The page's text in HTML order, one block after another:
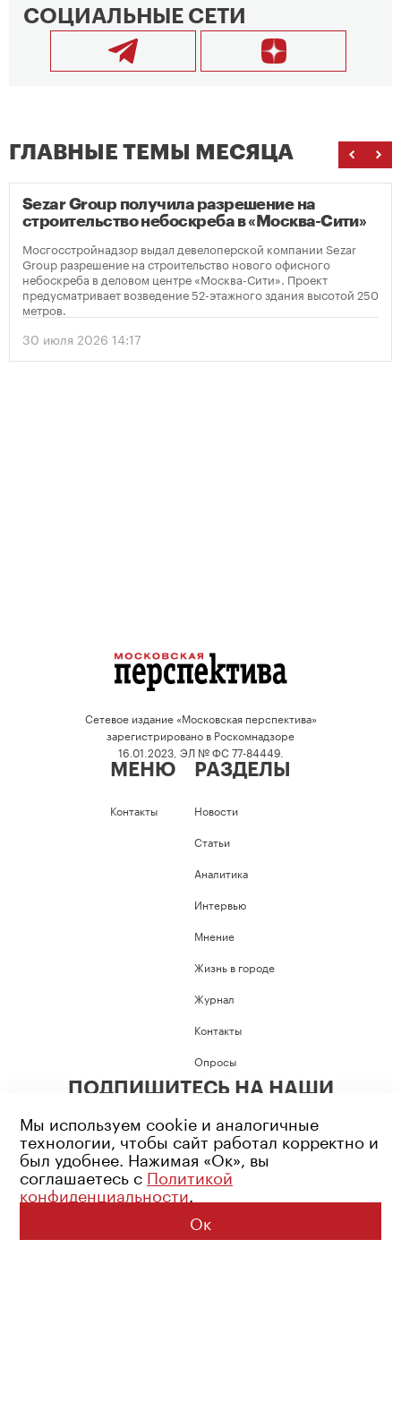
СОЦИАЛЬНЫЕ СЕТИ
ГЛАВНЫЕ ТЕМЫ МЕСЯЦА
Sezar Group получила разрешение на
строительство небоскреба в «Москва-Сити»
Мосгосстройнадзор выдал девелоперской компании Sezar
Group разрешение на строительство нового офисного
небоскреба в деловом центре «Москва-Сити». Проект
предусматривает возведение 52-этажного здания высотой 250
метров.
30 июля 2026 14:17
Сетевое издание «Московская перспектива»
зарегистрировано в Роскомнадзоре
16.01.2023, ЭЛ № ФС 77-84449.
МЕНЮ
Контакты
РАЗДЕЛЫ
Новости
Статьи
Аналитика
Интервью
Мнение
Жизнь в городе
Журнал
Контакты
Опросы
ПОДПИШИТЕСЬ НА НАШИ
Возрастное ограничение: 16+
Политика конфиденциальности
© 2026 Все права защищены
Мы используем cookie и аналогичные
технологии, чтобы сайт работал корректно и
был удобнее. Нажимая «Ок», вы
соглашаетесь с Политикой
конфиденциальности.
Ок